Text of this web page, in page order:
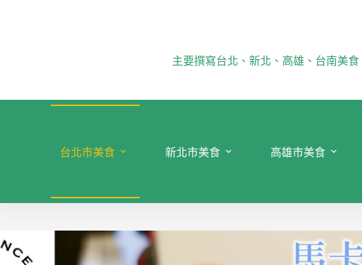
主要撰寫台北、新北、高雄、台南美
台北市美食 新北市美食 高雄市美食